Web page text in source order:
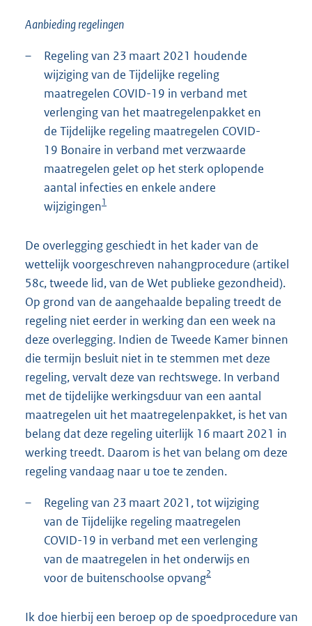
Aanbieding regelingen
–
Regeling van 23 maart 2021 houdende
wijziging van de Tijdelijke regeling
maatregelen COVID-19 in verband met
verlenging van het maatregelenpakket en
de Tijdelijke regeling maatregelen COVID-
19 Bonaire in verband met verzwaarde
maatregelen gelet op het sterk oplopende
aantal infecties en enkele andere
wijzigingen1
De overlegging geschiedt in het kader van de
wettelijk voorgeschreven nahangprocedure (artikel
58c, tweede lid, van de Wet publieke gezondheid).
Op grond van de aangehaalde bepaling treedt de
regeling niet eerder in werking dan een week na
deze overlegging. Indien de Tweede Kamer binnen
die termijn besluit niet in te stemmen met deze
regeling, vervalt deze van rechtswege. In verband
met de tijdelijke werkingsduur van een aantal
maatregelen uit het maatregelenpakket, is het van
belang dat deze regeling uiterlijk 16 maart 2021 in
werking treedt. Daarom is het van belang om deze
regeling vandaag naar u toe te zenden.
–
Regeling van 23 maart 2021, tot wijziging
van de Tijdelijke regeling maatregelen
COVID-19 in verband met een verlenging
van de maatregelen in het onderwijs en
voor de buitenschoolse opvang2
Ik doe hierbij een beroep op de spoedprocedure van